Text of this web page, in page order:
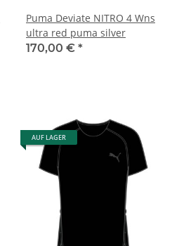
Puma Deviate NITRO 4 Wns
ultra red puma silver
170,00 € *
AUF LAGER